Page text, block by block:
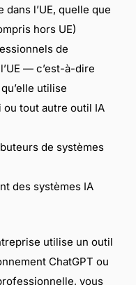
l’UE, quelle que
hors UE)
de
— c’est-à-dire
utilise
ou tout autre outil IA
de systèmes
des systèmes IA
utilise un outil
ChatGPT ou
vous